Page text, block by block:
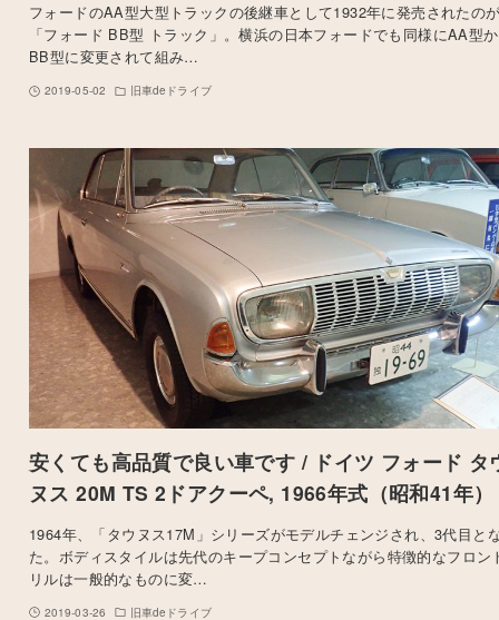
フォードのAA型大型トラックの後継車として1932年に発売されたの
「フォード BB型 トラック」。横浜の日本フォードでも同様にAA型
BB型に変更されて組み…
2019-05-02 旧車deドライブ
安くても高品質で良い車です / ドイツ フォード タ
ヌス 20M TS 2ドアクーペ, 1966年式（昭和41年）
1964年、「タウヌス17M」シリーズがモデルチェンジされ、3代目と
た。ボディスタイルは先代のキープコンセプトながら特徴的なフロン
リルは一般的なものに変…
2019-03-26 旧車deドライブ